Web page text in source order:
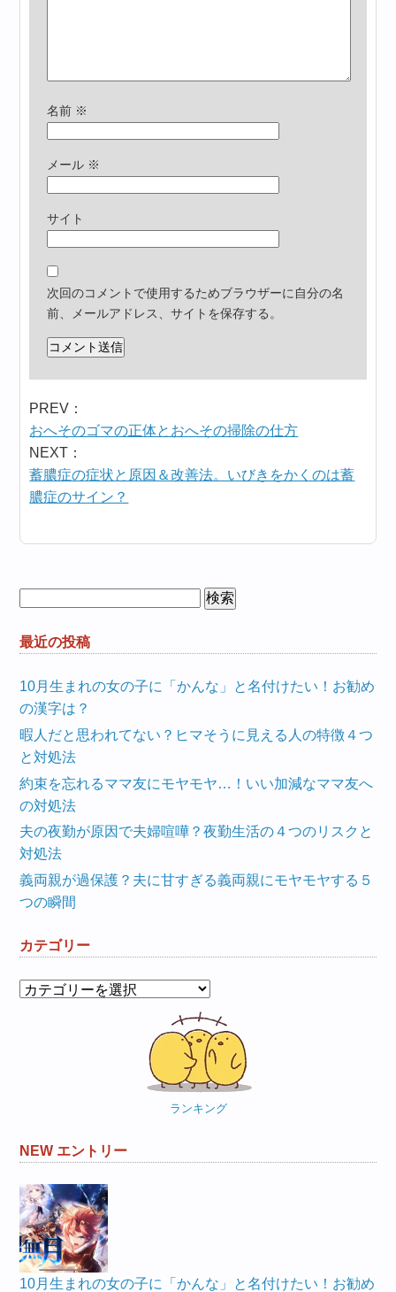
名前 ※
メール ※
サイト
次回のコメントで使用するためブラウザーに自分の名
前、メールアドレス、サイトを保存する。
PREV：
おへそのゴマの正体とおへその掃除の仕方
NEXT：
蓄膿症の症状と原因＆改善法。いびきをかくのは蓄
膿症のサイン？
最近の投稿
10月生まれの女の子に「かんな」と名付けたい！お勧め
の漢字は？
暇人だと思われてない？ヒマそうに見える人の特徴４つ
と対処法
約束を忘れるママ友にモヤモヤ…！いい加減なママ友へ
の対処法
夫の夜勤が原因で夫婦喧嘩？夜勤生活の４つのリスクと
対処法
義両親が過保護？夫に甘すぎる義両親にモヤモヤする５
つの瞬間
カテゴリー
カ
ランキング
NEW エントリー
10月生まれの女の子に「かんな」と名付けたい！お勧め